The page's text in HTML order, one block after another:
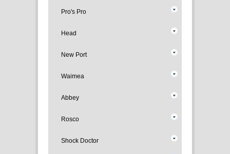
Pro's Pro
Head
New Port
Waimea
Abbey
Rosco
Shock Doctor